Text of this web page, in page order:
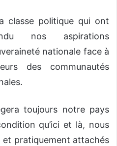
classe politique qui ont
nos aspirations
nationale face à
des communautés
toujours notre pays
qu’ici et là, nous
pratiquement attachés